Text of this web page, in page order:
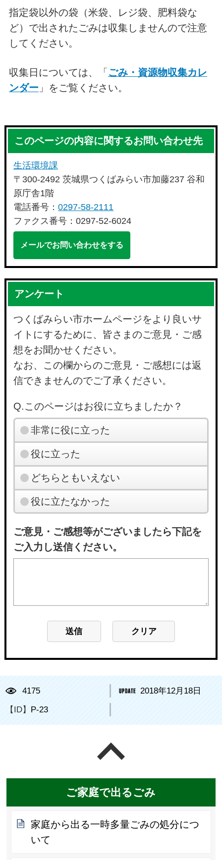
指定袋以外の袋（米袋、レジ袋、肥料袋な
ど）で出されたごみは収集しませんので注意
してください。
収集日については、「 ごみ・資源物収集カレ
ンダー 」をご覧ください。
このページの内容に関するお問い合わせ先
生活環境課
〒300-2492 茨城県つくばみらい市加藤237 谷和
原庁舎1階
電話番号：0297-58-2111
ファクス番号：0297-52-6024
メールでお問い合わせをする
アンケート
つくばみらい市ホームページをより良いサ
イトにするために、皆さまのご意見・ご感
想をお聞かせください。
なお、この欄からのご意見・ご感想には返
信できませんのでご了承ください。
Q.このページはお役に立ちましたか？
非常に役に立った
役に立った
どちらともいえない
役に立たなかった
ご意見・ご感想等がございましたら下記を
ご入力し送信ください。
4175 2018年12月18日
【ID】 P-23
ご家庭で出るごみ
家庭から出る一時多量ごみの処分につ
いて